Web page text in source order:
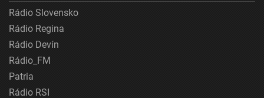
Rádio Slovensko
Rádio Regina
Rádio Devín
Rádio_FM
Patria
Rádio RSI